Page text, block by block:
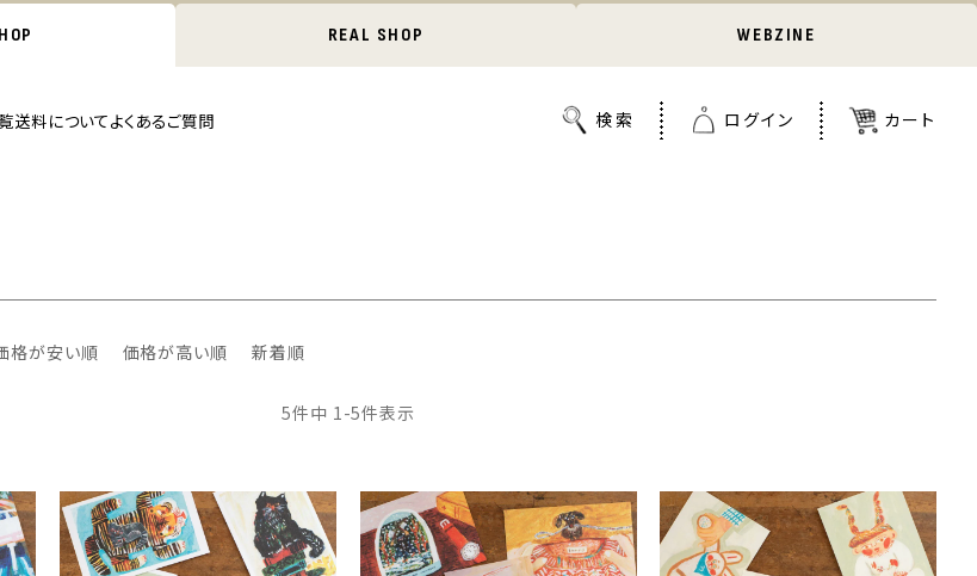
REAL SHOP WEBZINE
送料についてよくあるご質問
格が安い順 価格が高い順 新着順
5件中 1-5件表示